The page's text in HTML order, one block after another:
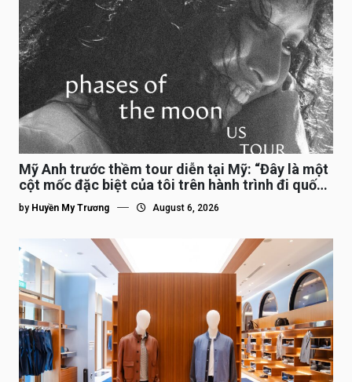
Mỹ Anh trước thềm tour diễn tại Mỹ: “Đây là một
cột mốc đặc biệt của tôi trên hành trình đi quốc
tế”
by Huyền My Trương August 6, 2026